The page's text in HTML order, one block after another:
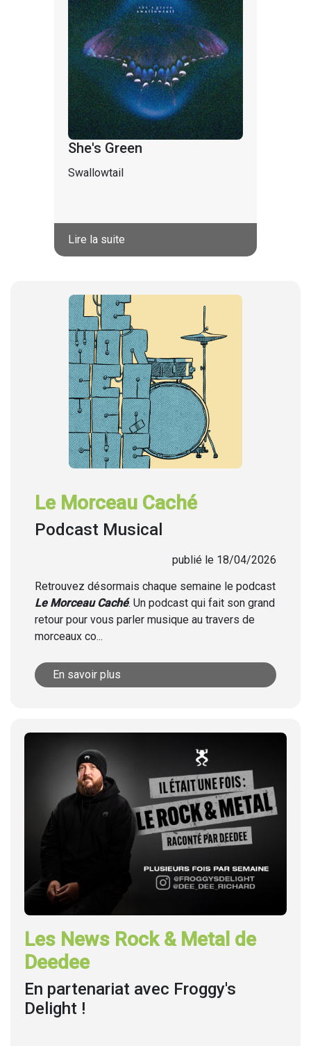
She's Green
Swallowtail
Lire la suite
Le Morceau Caché
Podcast Musical
publié le 18/04/2026
Retrouvez désormais chaque semaine le podcast
Le Morceau Caché. Un podcast qui fait son grand
retour pour vous parler musique au travers de
morceaux co...
En savoir plus
Les News Rock & Metal de
Deedee
En partenariat avec Froggy's
Delight !